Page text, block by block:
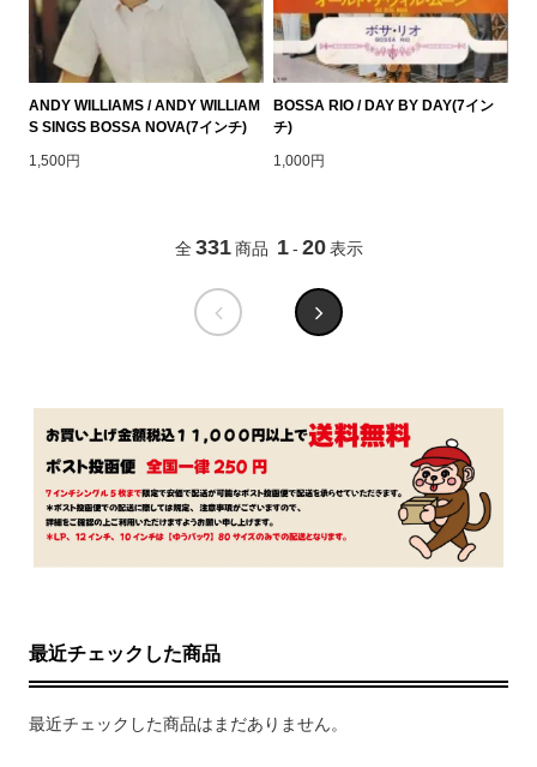
ANDY WILLIAMS / ANDY WILLIAM
S SINGS BOSSA NOVA(7インチ)
1,500円
BOSSA RIO / DAY BY DAY(7イン
チ)
1,000円
全 331 商品 1 - 20 表示
最近チェックした商品
最近チェックした商品はまだありません。